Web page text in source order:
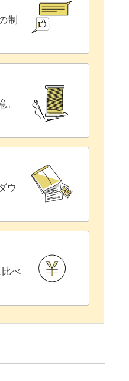
。
。
活かしてみません
制
。
ウ
べ